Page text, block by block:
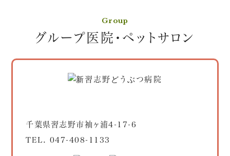
Group
グループ医院・ペットサロン
千葉県習志野市袖ヶ浦4-17-6
TEL. 047-408-1133